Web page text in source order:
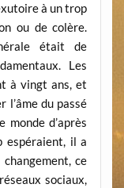
à un trop
ou de colère.
était de
Les
à vingt ans, et
du passé
d’après
espéraient, il a
ce
sociaux,